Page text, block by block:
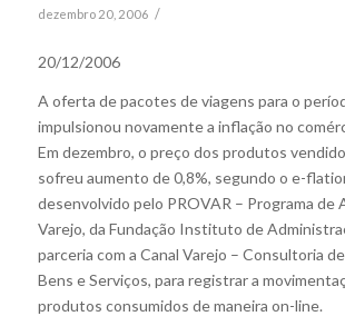
dezembro 20, 2006 /
20/12/2006
A oferta de pacotes de viagens para o
impulsionou novamente a inflação no
Em dezembro, o preço dos produtos
sofreu aumento de 0,8%, segundo o e-
desenvolvido pelo PROVAR – Programa de
Varejo, da Fundação Instituto de
parceria com a Canal Varejo – Consultoria
Bens e Serviços, para registrar a
produtos consumidos de maneira on-line.